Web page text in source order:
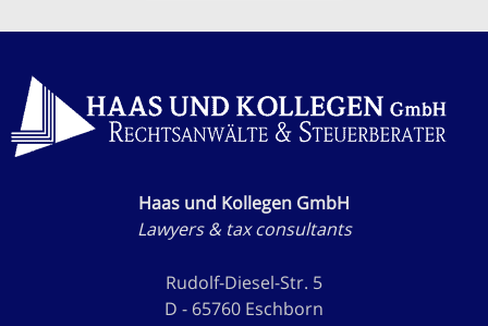
Haas und Kollegen GmbH
Lawyers & tax consultants
Rudolf-Diesel-Str. 5
D - 65760 Eschborn